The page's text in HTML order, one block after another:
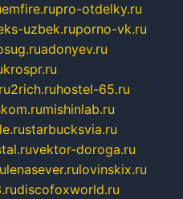
emfire.rupro-otdelky.ru
uzbek.ruporno-vk.ru
adonyev.ru
krospr.ru
2rich.ruhostel-65.ru
mishinlab.ru
starbucksvia.ru
vektor-doroga.ru
lenasever.rulovinskix.ru
discofoxworld.ru